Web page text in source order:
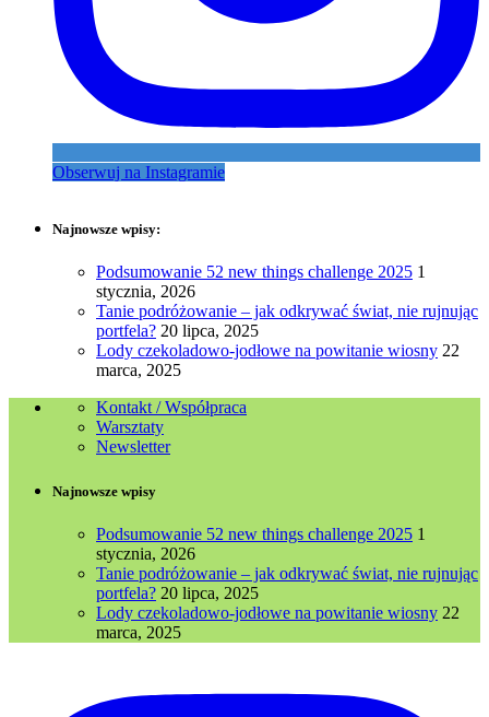
Obserwuj na Instagramie
Najnowsze wpisy:
Podsumowanie 52 new things challenge 2025 1
stycznia, 2026
Tanie podróżowanie – jak odkrywać świat, nie rujnując
portfela? 20 lipca, 2025
Lody czekoladowo-jodłowe na powitanie wiosny 22
marca, 2025
Kontakt / Współpraca
Warsztaty
Newsletter
Najnowsze wpisy
Podsumowanie 52 new things challenge 2025 1
stycznia, 2026
Tanie podróżowanie – jak odkrywać świat, nie rujnując
portfela? 20 lipca, 2025
Lody czekoladowo-jodłowe na powitanie wiosny 22
marca, 2025